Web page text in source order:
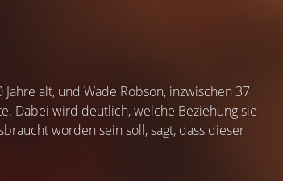
alt, und Wade Robson, inzwischen 37
Dabei wird deutlich, welche Beziehung sie
worden sein soll, sagt, dass dieser